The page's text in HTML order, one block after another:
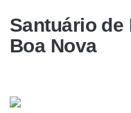
Santuário de
Boa Nova